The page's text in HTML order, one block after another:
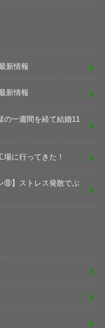
新情報
新情報
の一週間を経て結婚11
場に行ってきた！
⑧】ストレス発散でぶ